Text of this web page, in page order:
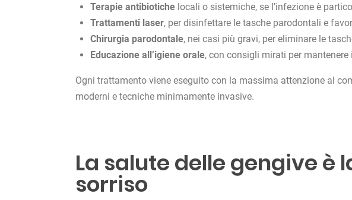
Terapie antibiotiche locali o sistemiche, se l’infezione è
Trattamenti laser, per disinfettare le tasche parodontali e
Chirurgia parodontale, nei casi più gravi, per eliminare le
Educazione all’igiene orale, con consigli mirati per
Ogni trattamento viene eseguito con la massima attenzione al
moderni e tecniche minimamente invasive.
La salute delle gengive è
sorriso